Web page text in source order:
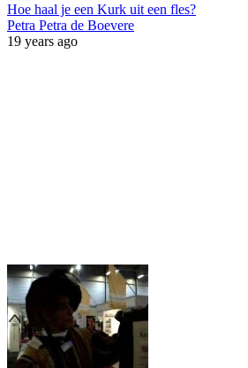
Hoe haal je een Kurk uit een fles?
Petra Petra de Boevere
19 years ago